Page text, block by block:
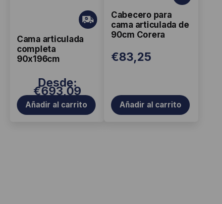
Cama articulada
completa
90x196cm
Gr
ati
Desde:
€693,09
Añadir al carrito
Cabecero para
cama articulada de
90cm Corera
ati
€83,25
Añadir al carrito